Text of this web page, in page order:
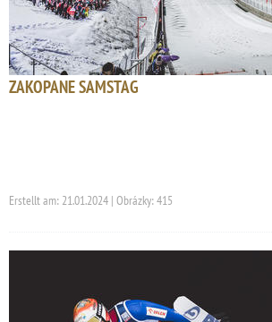
ZAKOPANE SAMSTAG
Erstellt am: 21.01.2024 | Obrázky: 415